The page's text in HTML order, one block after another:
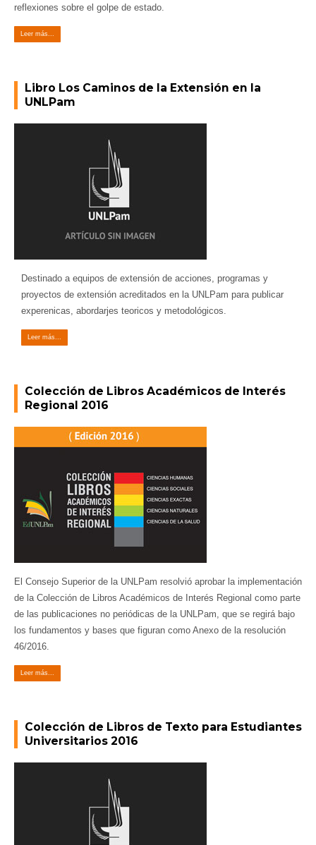
reflexiones sobre el golpe de estado.
Leer más...
Libro Los Caminos de la Extensión en la
UNLPam
Destinado a equipos de extensión de acciones, programas y
proyectos de extensión acreditados en la UNLPam para publicar
experenicas, abordarjes teoricos y metodológicos.
Leer más...
Colección de Libros Académicos de Interés
Regional 2016
El Consejo Superior de la UNLPam resolvió aprobar la implementación
de la Colección de Libros Académicos de Interés Regional como parte
de las publicaciones no periódicas de la UNLPam, que se regirá bajo
los fundamentos y bases que figuran como Anexo de la resolución
46/2016.
Leer más...
Colección de Libros de Texto para Estudiantes
Universitarios 2016